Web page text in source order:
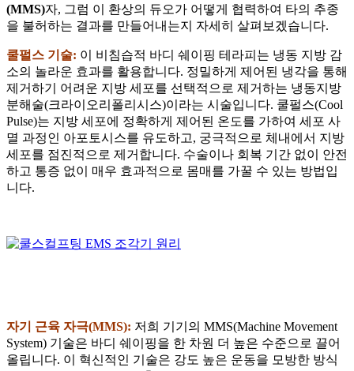
(MMS)자, 그럼 이 환상의 듀오가 어떻게 협력하여 타의 추종
을 불허하는 결과를 만들어내는지 자세히 살펴보겠습니다.
쿨펄스 기술: 이 비침습적 바디 쉐이핑 테라피는 냉동 지방 감
소의 놀라운 효과를 활용합니다. 정밀하게 제어된 냉각을 통해
제거하기 어려운 지방 세포를 선택적으로 제거하는 냉동지방
분해술(크라이오리폴리시스)이라는 시술입니다. 쿨펄스(Cool
Pulse)는 지방 세포에 정확하게 제어된 온도를 가하여 세포 사
멸 과정인 아포토시스를 유도하고, 궁극적으로 체내에서 지방
세포를 점진적으로 제거합니다. 수술이나 회복 기간 없이 안전
하고 통증 없이 매우 효과적으로 몸매를 가꿀 수 있는 방법입
니다.
자기 근육 자극(MMS): 저희 기기의 MMS(Machine Movement
System) 기술은 바디 쉐이핑을 한 차원 더 높은 수준으로 끌어
올립니다. 이 혁신적인 기술은 강도 높은 운동을 모방한 방식